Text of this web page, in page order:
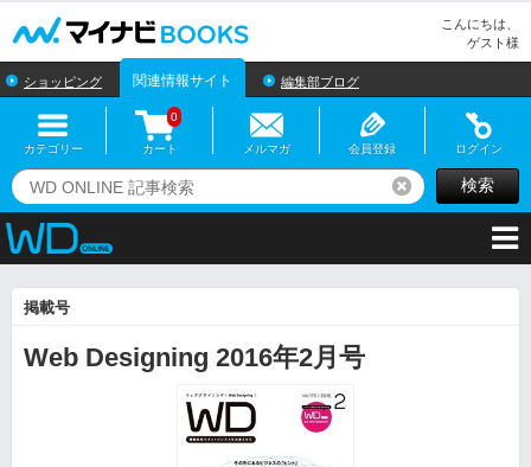
こんにちは、
ゲスト様
ショッピング 関連情報サイト 編集部ブログ
カテゴリー カート
0
メルマガ 会員登録 ログイン
リセット検索
掲載号
Web Designing 2016年2月号